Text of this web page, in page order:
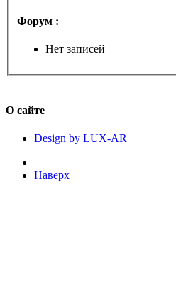
Форум :
Нет записей
О сайте
Design by LUX-AR
Наверх